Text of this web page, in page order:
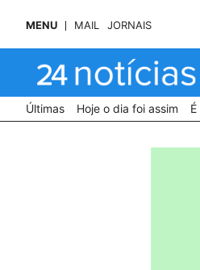
MENU MAIL JORNAIS
Últimas Hoje o dia foi assim